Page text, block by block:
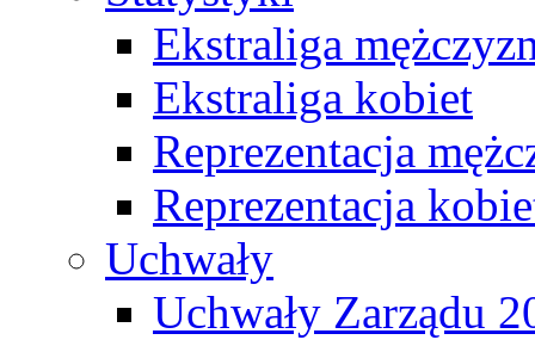
Ekstraliga
Ekstraliga kobiet
Reprezentacja
Reprezentacja
Uchwały
Uchwały Zarządu